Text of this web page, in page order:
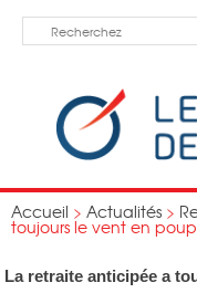
Accueil > Actualités >
toujours le vent en
La retraite anticipée a